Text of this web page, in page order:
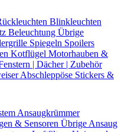
Blinkleuchten
Beleuchtung Übrige
Spiegeln Spoilers
Kotflügel Motorhauben &
| Dächer | Zubehör
Abschleppöse Stickers &
Ansaugkrümmer
& Sensoren Übrige Ansaug